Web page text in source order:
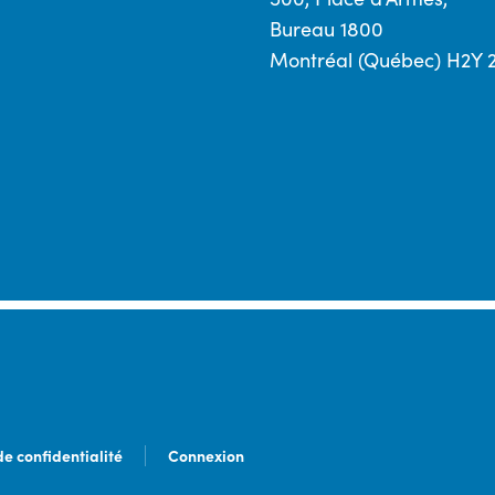
Bureau 1800
Montréal (Québec) H2Y
confidentialité Connexion